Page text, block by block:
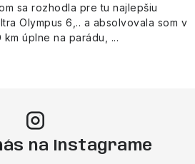
sa rozhodla pre tu najlepšiu
Olympus 6,.. a absolvovala som v
úplne na parádu, ...
na Instagrame